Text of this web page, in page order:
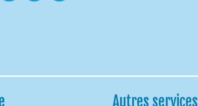
Autres services